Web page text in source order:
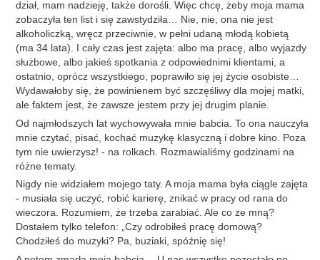
dział, mam nadzieję, także dorośli. Więc chcę, żeby moja mama
zobaczyła ten list i się zawstydziła… Nie, nie, ona nie jest
alkoholiczką, wręcz przeciwnie, w pełni udaną młodą kobietą
(ma 34 lata). I cały czas jest zajęta: albo ma pracę, albo wyjazdy
służbowe, albo jakieś spotkania z odpowiednimi klientami, a
ostatnio, oprócz wszystkiego, poprawiło się jej życie osobiste…
Wydawałoby się, że powinienem być szczęśliwy dla mojej matki,
ale faktem jest, że zawsze jestem przy jej drugim planie.
Od najmłodszych lat wychowywała mnie babcia. To ona nauczyła
mnie czytać, pisać, kochać muzykę klasyczną i dobre kino. Poza
tym nie uwierzysz! - na rolkach. Rozmawialiśmy godzinami na
różne tematy.
Nigdy nie widziałem mojego taty. A moja mama była ciągle zajęta
- musiała się uczyć, robić karierę, znikać w pracy od rana do
wieczora. Rozumiem, że trzeba zarabiać. Ale co ze mną?
Dostałem tylko telefon: „Czy odrobiłeś pracę domową?
Chodziłeś do muzyki? Pa, buziaki, spóźnię się!